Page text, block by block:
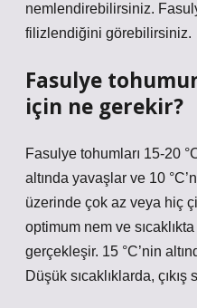
nemlendirebilirsiniz.
filizlendiğini görebilirsiniz.
Fasulye
için ne gerekir?
Fasulye tohumları 15-20
altında yavaşlar ve 10
üzerinde çok az veya hiç
optimum nem ve
gerçekleşir. 15 °C’nin
Düşük sıcaklıklarda,